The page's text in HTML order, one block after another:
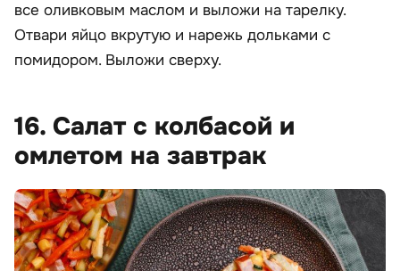
все оливковым маслом и выложи на тарелку.
Отвари яйцо вкрутую и нарежь дольками с
помидором. Выложи сверху.
16. Салат с колбасой и
омлетом на завтрак